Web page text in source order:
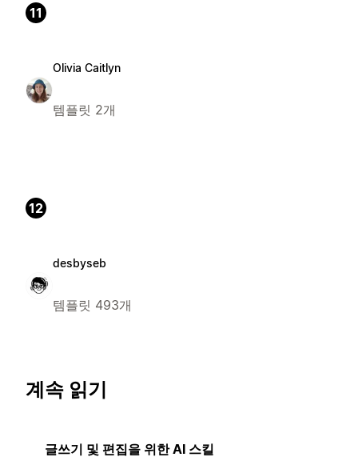
11
Olivia Caitlyn
템플릿 2개
12
desbyseb
템플릿 493개
계속 읽기
글쓰기 및 편집을 위한 AI 스킬